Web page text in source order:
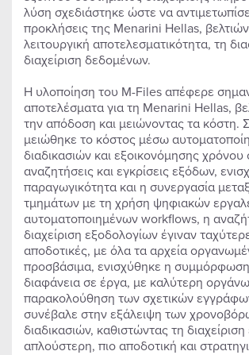
λύση σχεδιάστηκε ώστε να
προκλήσεις της Menarini Hellas,
λειτουργική αποτελεσματικότητα, τη
διαχείριση δεδομένων.
Η υλοποίηση του M-Files απέφερε
αποτελέσματα για τη Menarini Hellas,
την απόδοση και μειώνοντας τα κόστη.
μειώθηκε το κόστος μέσω
διαδικασιών και εξοικονόμησης χρόνου
αναζητήσεις και εγκρίσεις εξόδων,
παραγωγικότητα και η συνεργασία
τμημάτων με τη χρήση ψηφιακών
αυτοματοποιημένων workflows, η
διαχείριση εξοδολογίων έγιναν
αποδοτικές, με όλα τα αρχεία
προσβάσιμα, ενισχύθηκε η
διαφάνεια σε έργα, με καλύτερη
παρακολούθηση των σχετικών
συνέβαλε στην εξάλειψη των
διαδικασιών, καθιστώντας τη
απλούστερη, πιο αποδοτική και